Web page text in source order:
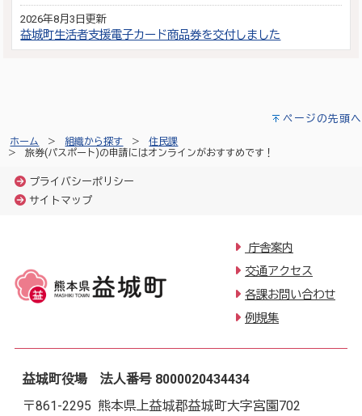
2026年8月3日更新
益城町生活者支援電子カード商品券を交付しました
ページの先頭へ
ホーム 組織から探す
住民課
旅券(パスポート)の申請にはオンラインがおすすめです！
プライバシーポリシー
サイトマップ
庁舎案内
交通アクセス
各課お問い合わせ
例規集
益城町役場 法人番号 8000020434434
〒861-2295 熊本県上益城郡益城町大字宮園702